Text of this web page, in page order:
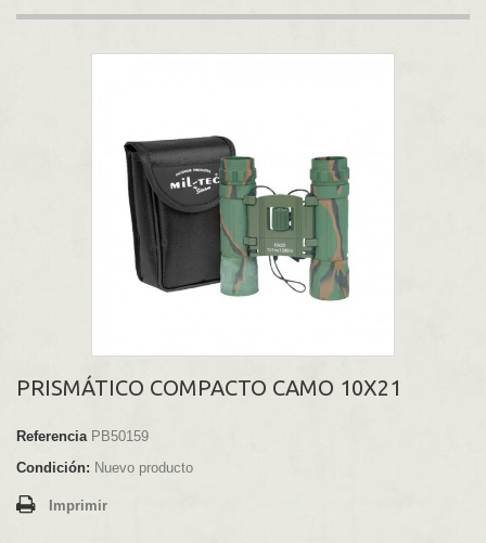
PRISMÁTICO COMPACTO CAMO 10X21
Referencia PB50159
Condición: Nuevo producto
Imprimir